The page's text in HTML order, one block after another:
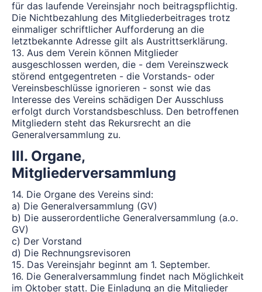
für das laufende Vereinsjahr noch beitragspflichtig.
Die Nichtbezahlung des Mitgliederbeitrages trotz
einmaliger schriftlicher Aufforderung an die
letztbekannte Adresse gilt als Austrittserklärung.
13. Aus dem Verein können Mitglieder
ausgeschlossen werden, die - dem Vereinszweck
störend entgegentreten - die Vorstands- oder
Vereinsbeschlüsse ignorieren - sonst wie das
Interesse des Vereins schädigen Der Ausschluss
erfolgt durch Vorstandsbeschluss. Den betroffenen
Mitgliedern steht das Rekursrecht an die
Generalversammlung zu.
III. Organe,
Mitgliederversammlung
14. Die Organe des Vereins sind:
a) Die Generalversammlung (GV)
b) Die ausserordentliche Generalversammlung (a.o.
GV)
c) Der Vorstand
d) Die Rechnungsrevisoren
15. Das Vereinsjahr beginnt am 1. September.
16. Die Generalversammlung findet nach Möglichkeit
im Oktober statt. Die Einladung an die Mitglieder